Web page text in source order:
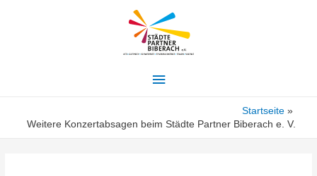
Hauptmenü
Startseite
Weitere Konzertabsagen beim Städte Partner Biberach e. V.